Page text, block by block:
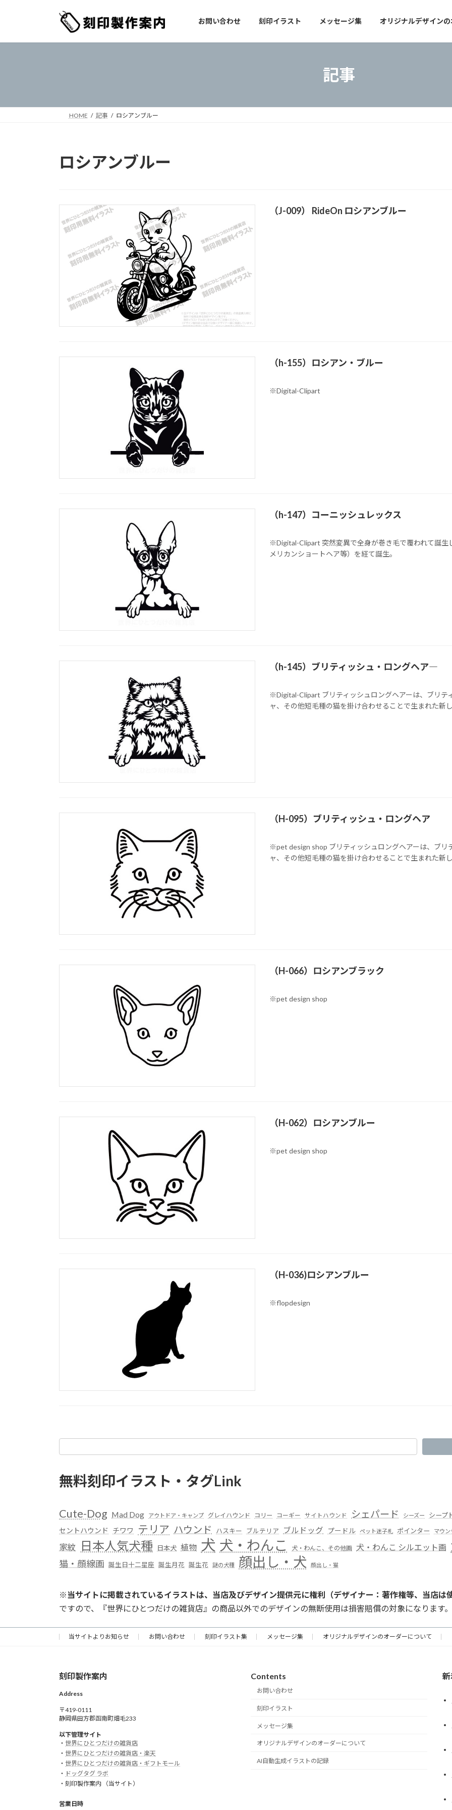
ン
ー
お問い合わせ 刻印イラスト メッセージ集 オリジナルデザイン
記事
HOME 記事 ロシアンブルー
ロシアンブルー
（J-009） RideOn ロシアンブルー
（h-155）ロシアン・ブルー
※Digital-Clipart
（h-147）コーニッシュレックス
※Digital-Clipart 突然変異で全身が巻き毛で覆われて誕
メリカンショートヘア等）を経て誕生。
（h-145）ブリティッシュ・ロングヘア―
※Digital-Clipart ブリティッシュロングヘアーは、ブリテ
ャ、その他短毛種の猫を掛け合わせることで生まれた新し
（H-095）ブリティッシュ・ロングヘア
※pet design shop ブリティッシュロングヘアーは、ブリ
ャ、その他短毛種の猫を掛け合わせることで生まれた新し
（H-066）ロシアンブラック
※pet design shop
（H-062）ロシアンブルー
※pet design shop
（H-036)ロシアンブルー
※flopdesign
無料刻印イラスト・タグLink
Cute-Dog Mad Dog アウトドア・キャンプ グレイハウンド コリー コーギー サイトハウンド シェパード シーズー シープ
セントハウンド チワワ テリア ハウンド ハスキー ブルテリア ブルドッグ プードル ペット迷子札 ポインター マウ
家紋 日本人気犬種 日本犬 植物 犬 犬・わんこ 犬・わんこ、その他画 犬・わんこ シルエット画
猫・顔線画 誕生日十二星座 誕生月花 誕生花 謎の犬種 顔出し・犬 顔出し・猫
※ 当サイトに掲載されているイラストは、当店及びデザイン提供元に権利（デザイナー：著作権等、当店は
ですので、『世界にひとつだけの雑貨店』の商品以外でのデザインの無断使用は損害賠償の対象になります。
当サイトよりお知らせ お問い合わせ 刻印イラスト集 メッセージ集 オリジナルデザインのオーダーについて
刻印製作案内
Address
〒419-0111
静岡県田方郡函南町畑毛233
以下管理サイト
・ 世界にひとつだけの雑貨店
・ 世界にひとつだけの雑貨店・楽天
・ 世界にひとつだけの雑貨店・ギフトモール
・ ドッグタグ ラボ
・刻印製作案内 （当サイト）
営業日時
Contents
お問い合わせ
刻印イラスト
メッセージ集
オリジナルデザインのオーダーについて
AI自動生成イラストの記録